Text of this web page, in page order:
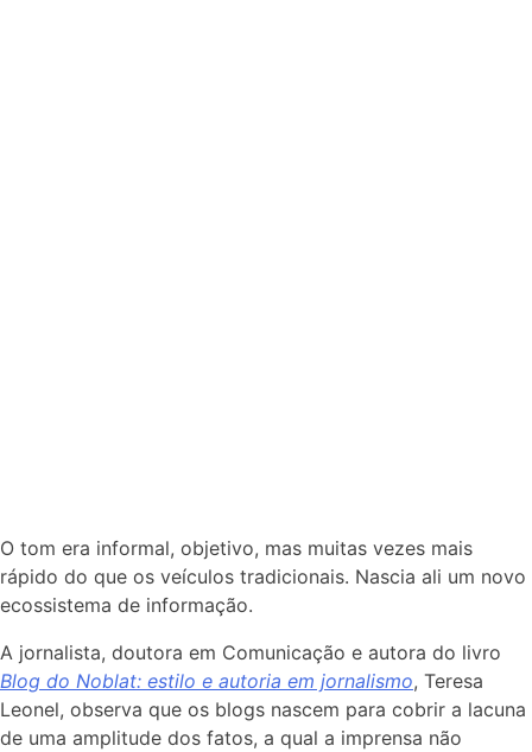
O tom era informal, objetivo, mas muitas vezes mais
rápido do que os veículos tradicionais. Nascia ali um novo
ecossistema de informação.
A jornalista, doutora em Comunicação e autora do livro
Blog do Noblat: estilo e autoria em jornalismo, Teresa
Leonel, observa que os blogs nascem para cobrir a lacuna
de uma amplitude dos fatos, a qual a imprensa não